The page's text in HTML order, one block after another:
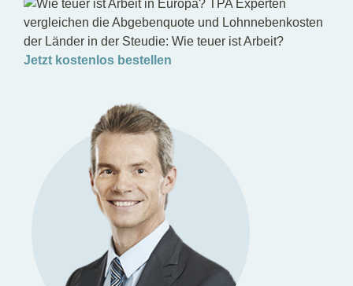
Jetzt kostenlos bestellen